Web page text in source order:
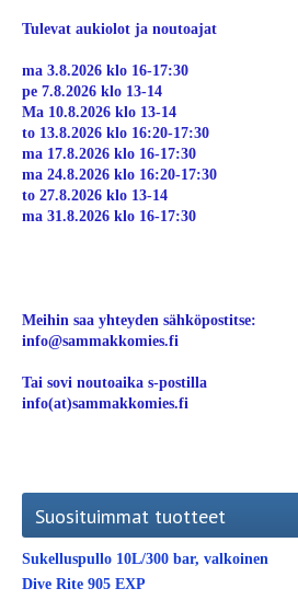
Tulevat aukiolot ja noutoajat
ma 3.8.2026 klo 16-17:30
pe 7.8.2026 klo 13-14
Ma 10.8.2026 klo 13-14
to 13.8.2026 klo 16:20-17:30
ma 17.8.2026 klo 16-17:30
ma 24.8.2026 klo 16:20-17:30
to 27.8.2026 klo 13-14
ma 31.8.2026 klo 16-17:30
Meihin saa yhteyden sähköpostitse:
info@sammakkomies.fi
Tai sovi noutoaika s-postilla
info(at)sammakkomies.fi
Suosituimmat tuotteet
Sukelluspullo 10L/300 bar, valkoinen
Dive Rite 905 EXP